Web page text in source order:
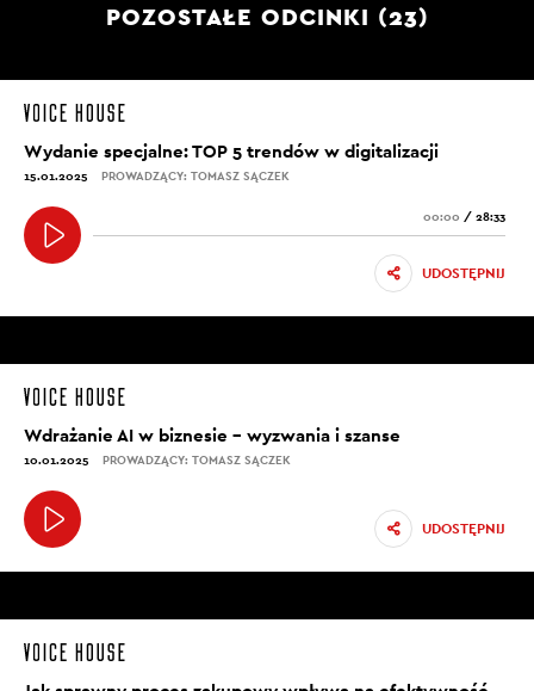
POZOSTAŁE ODCINKI (23)
Wydanie specjalne: TOP 5 trendów w digitalizacji
15.01.2025 PROWADZĄCY: TOMASZ SĄCZEK
00:00 / 28:33
UDOSTĘPNIJ
Wdrażanie AI w biznesie – wyzwania i szanse
10.01.2025 PROWADZĄCY: TOMASZ SĄCZEK
UDOSTĘPNIJ